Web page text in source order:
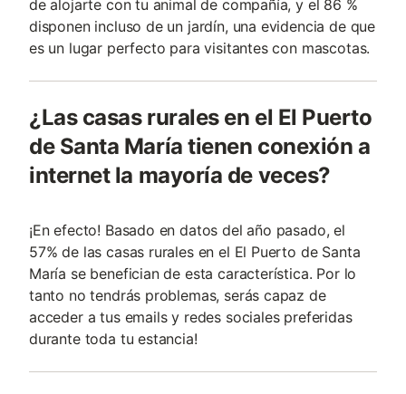
de alojarte con tu animal de compañía, y el 86 %
disponen incluso de un jardín, una evidencia de que
es un lugar perfecto para visitantes con mascotas.
¿Las casas rurales en el El Puerto
de Santa María tienen conexión a
internet la mayoría de veces?
¡En efecto! Basado en datos del año pasado, el
57% de las casas rurales en el El Puerto de Santa
María se benefician de esta característica. Por lo
tanto no tendrás problemas, serás capaz de
acceder a tus emails y redes sociales preferidas
durante toda tu estancia!